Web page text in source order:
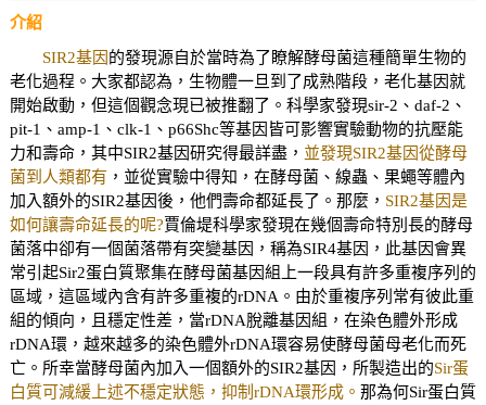
介紹
SIR2基因 的發現源自於當時為了瞭解酵母菌這種簡單生物的
老化過程。大家都認為，生物體一旦到了成熟階段，老化基因就
開始啟動，但這個觀念現已被推翻了。科學家發現sir-2、daf-2、
pit-1、amp-1、clk-1、p66Shc等基因皆可影響實驗動物的抗壓能
力和壽命，其中SIR2基因研究得最詳盡， 並發現SIR2基因從酵母
菌到人類都有 ，並從實驗中得知，在酵母菌、線蟲、果蠅等體內
加入額外的SIR2基因後，他們壽命都延長了。那麼， SIR2基因是
如何讓壽命延長的呢?賈倫堤科學家發現在幾個壽命特別長的酵母
菌落中卻有一個菌落帶有突變基因，稱為SIR4基因，此基因會異
常引起Sir2蛋白質聚集在酵母菌基因組上一段具有許多重複序列的
區域，這區域內含有許多重複的rDNA。由於重複序列常有彼此重
組的傾向，且穩定性差，當rDNA脫離基因組，在染色體外形成
rDNA環，越來越多的染色體外rDNA環容易使酵母菌母老化而死
亡。所幸當酵母菌內加入一個額外的SIR2基因，所製造出的Sir蛋
白質可減緩上述不穩定狀態，抑制rDNA環形成。 那為何Sir蛋白質